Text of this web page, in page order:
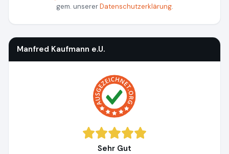
gem. unsererDatenschutzerklärung.
Manfred Kaufmann e.U.
Sehr Gut